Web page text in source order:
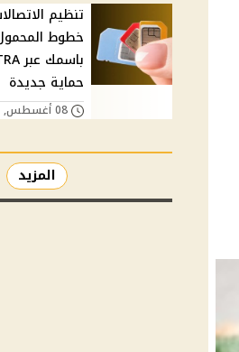
تنظيم
خطوط
حماية جديدة
08 أغسطس, 2026 05:00 ص
المزيد